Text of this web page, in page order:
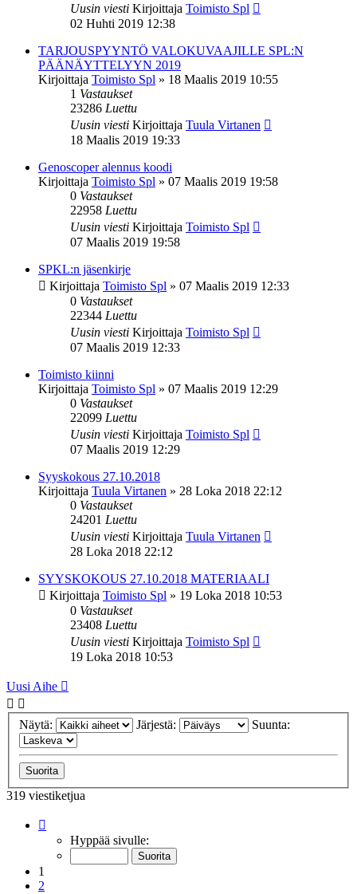
Uusin viesti Kirjoittaja Toimisto Spl
02 Huhti 2019 12:38
TARJOUSPYYNTÖ VALOKUVAAJILLE SPL:N
PÄÄNÄYTTELYYN 2019
Kirjoittaja Toimisto Spl » 18 Maalis 2019 10:55
1 Vastaukset
23286 Luettu
Uusin viesti Kirjoittaja Tuula Virtanen
18 Maalis 2019 19:33
Genoscoper alennus koodi
Kirjoittaja Toimisto Spl » 07 Maalis 2019 19:58
0 Vastaukset
22958 Luettu
Uusin viesti Kirjoittaja Toimisto Spl
07 Maalis 2019 19:58
SPKL:n jäsenkirje
Kirjoittaja Toimisto Spl » 07 Maalis 2019 12:33
0 Vastaukset
22344 Luettu
Uusin viesti Kirjoittaja Toimisto Spl
07 Maalis 2019 12:33
Toimisto kiinni
Kirjoittaja Toimisto Spl » 07 Maalis 2019 12:29
0 Vastaukset
22099 Luettu
Uusin viesti Kirjoittaja Toimisto Spl
07 Maalis 2019 12:29
Syyskokous 27.10.2018
Kirjoittaja Tuula Virtanen » 28 Loka 2018 22:12
0 Vastaukset
24201 Luettu
Uusin viesti Kirjoittaja Tuula Virtanen
28 Loka 2018 22:12
SYYSKOKOUS 27.10.2018 MATERIAALI
Kirjoittaja Toimisto Spl » 19 Loka 2018 10:53
0 Vastaukset
23408 Luettu
Uusin viesti Kirjoittaja Toimisto Spl
19 Loka 2018 10:53
Uusi Aihe
Näytä: Järjestä: Suunta:
319 viestiketjua
7 Hyppää sivulle:
1
2